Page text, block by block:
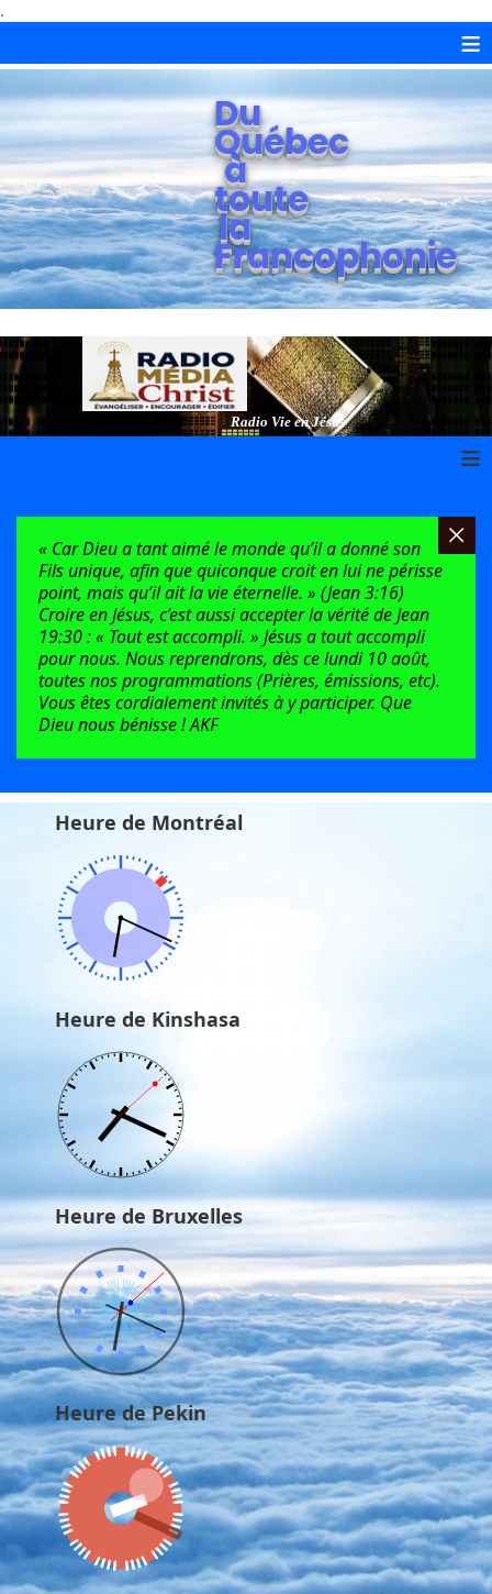
.
≡
Du
Québec
à
toute
la
Francophonie
Radio Vie en Jésus
≡
« Car Dieu a tant aimé le monde qu’il a donné son
Fils unique, afin que quiconque croit en lui ne périsse
point, mais qu’il ait la vie éternelle. » (Jean 3:16)
Croire en Jésus, c’est aussi accepter la vérité de Jean
19:30 : « Tout est accompli. » Jésus a tout accompli
pour nous. Nous reprendrons, dès ce lundi 10 août,
toutes nos programmations (Prières, émissions, etc).
Vous êtes cordialement invités à y participer. Que
Dieu nous bénisse ! AKF
Heure de Montréal
Heure de Kinshasa
Heure de Bruxelles
Heure de Pekin